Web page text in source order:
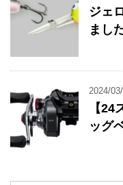
ジェ
まし
2024/
【
ッグ